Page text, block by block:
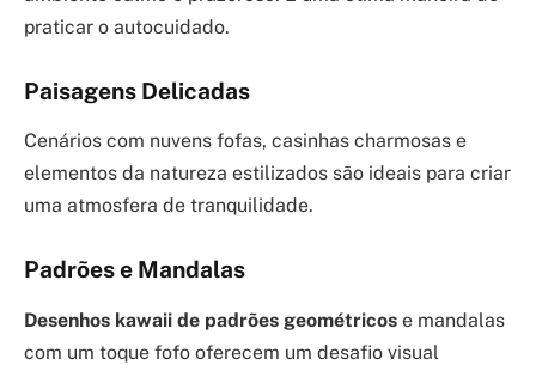
praticar o autocuidado.
Paisagens Delicadas
Cenários com nuvens fofas, casinhas charmosas e
elementos da natureza estilizados são ideais para criar
uma atmosfera de tranquilidade.
Padrões e Mandalas
Desenhos kawaii de padrões geométricos e mandalas
com um toque fofo oferecem um desafio visual